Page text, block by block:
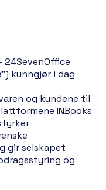
24SevenOffice
kunngjør i dag
og kundene til
INBooks
gir selskapet
og